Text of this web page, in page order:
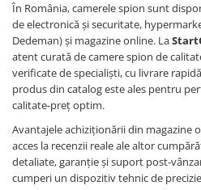
În România, camerele spion sunt
de electronică și securitate,
Dedeman) și magazine online. La
atent curată de camere spion de
verificate de specialiști, cu livrare
produs din catalog este ales pentru
calitate-preț optim.
Avantajele achiziționării din magazine
acces la recenzii reale ale altor
detaliate, garanție și suport post-
cumperi un dispozitiv tehnic de